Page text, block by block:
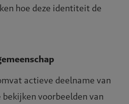
hoe deze identiteit de
actieve deelname van
bekijken voorbeelden van